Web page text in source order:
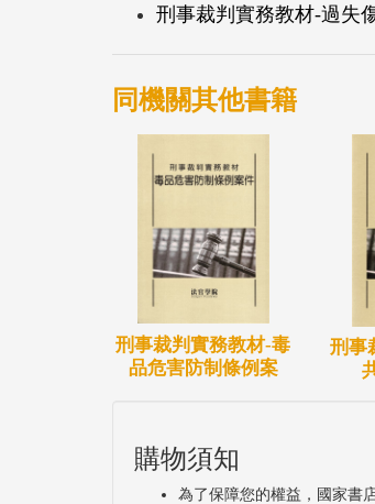
刑事裁判實務教材-過失
同機關其他書籍
刑事裁判實務教材-毒
品危害防制條例案
刑事
購物須知
為了保障您的權益，國家書